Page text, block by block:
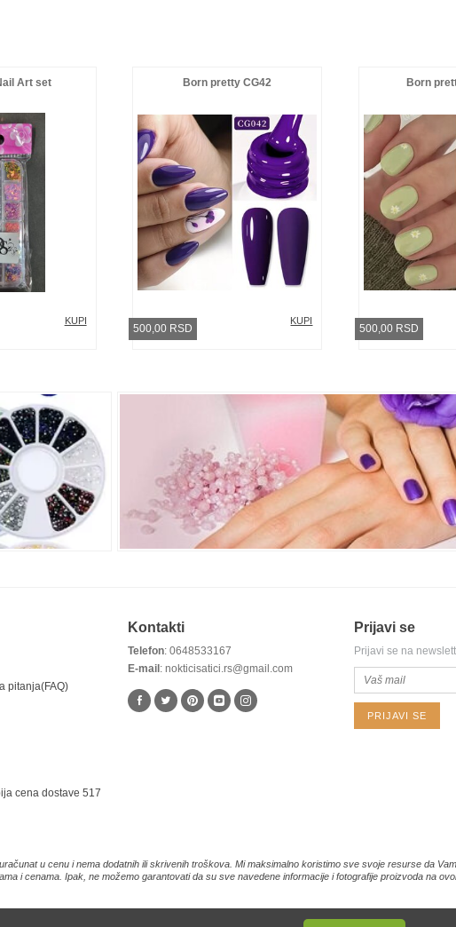
Art set
KUPI
Born pretty CG42
KUPI
500,00 RSD
Born
500,00 RSD
pitanja(FAQ)
cena dostave 517
Kontakti
Telefon: 0648533167
E-mail: nokticisatici.rs@gmail.com
Prijavi se
Prijavi se na
PRIJAVI SE
u cenu i nema dodatnih ili skrivenih troškova. Mi maksimalno koristimo sve svoje resurse da
i cenama. Ipak, ne možemo garantovati da su sve navedene informacije i fotografije proizvoda na